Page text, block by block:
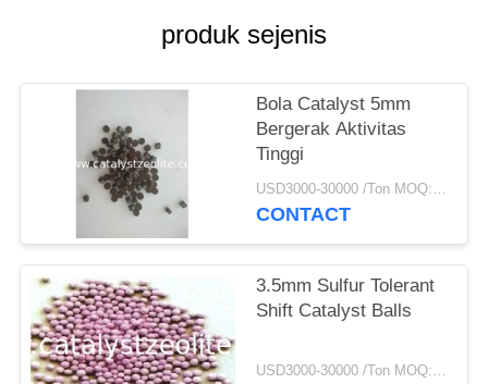
produk sejenis
Bola Catalyst 5mm
Bergerak Aktivitas
Tinggi
USD3000-30000 /Ton MOQ:1 KG
CONTACT
3.5mm Sulfur Tolerant
Shift Catalyst Balls
USD3000-30000 /Ton MOQ:1 KG